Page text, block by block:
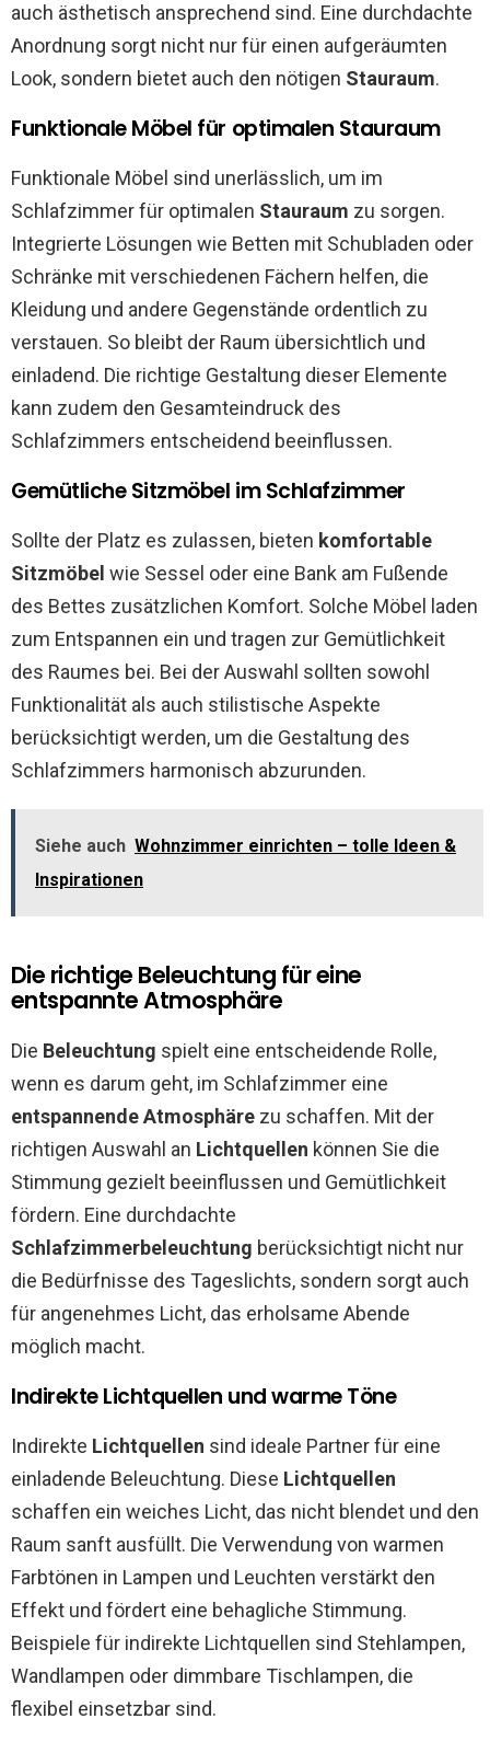
auch ästhetisch ansprechend sind. Eine durchdachte
Anordnung sorgt nicht nur für einen aufgeräumten
Look, sondern bietet auch den nötigen Stauraum.
Funktionale Möbel für optimalen Stauraum
Funktionale Möbel sind unerlässlich, um im
Schlafzimmer für optimalen Stauraum zu sorgen.
Integrierte Lösungen wie Betten mit Schubladen oder
Schränke mit verschiedenen Fächern helfen, die
Kleidung und andere Gegenstände ordentlich zu
verstauen. So bleibt der Raum übersichtlich und
einladend. Die richtige Gestaltung dieser Elemente
kann zudem den Gesamteindruck des
Schlafzimmers entscheidend beeinflussen.
Gemütliche Sitzmöbel im Schlafzimmer
Sollte der Platz es zulassen, bieten komfortable
Sitzmöbel wie Sessel oder eine Bank am Fußende
des Bettes zusätzlichen Komfort. Solche Möbel laden
zum Entspannen ein und tragen zur Gemütlichkeit
des Raumes bei. Bei der Auswahl sollten sowohl
Funktionalität als auch stilistische Aspekte
berücksichtigt werden, um die Gestaltung des
Schlafzimmers harmonisch abzurunden.
Siehe auch Wohnzimmer einrichten – tolle Ideen &
Inspirationen
Die richtige Beleuchtung für eine
entspannte Atmosphäre
Die Beleuchtung spielt eine entscheidende Rolle,
wenn es darum geht, im Schlafzimmer eine
entspannende Atmosphäre zu schaffen. Mit der
richtigen Auswahl an Lichtquellen können Sie die
Stimmung gezielt beeinflussen und Gemütlichkeit
fördern. Eine durchdachte
Schlafzimmerbeleuchtung berücksichtigt nicht nur
die Bedürfnisse des Tageslichts, sondern sorgt auch
für angenehmes Licht, das erholsame Abende
möglich macht.
Indirekte Lichtquellen und warme Töne
Indirekte Lichtquellen sind ideale Partner für eine
einladende Beleuchtung. Diese Lichtquellen
schaffen ein weiches Licht, das nicht blendet und den
Raum sanft ausfüllt. Die Verwendung von warmen
Farbtönen in Lampen und Leuchten verstärkt den
Effekt und fördert eine behagliche Stimmung.
Beispiele für indirekte Lichtquellen sind Stehlampen,
Wandlampen oder dimmbare Tischlampen, die
flexibel einsetzbar sind.